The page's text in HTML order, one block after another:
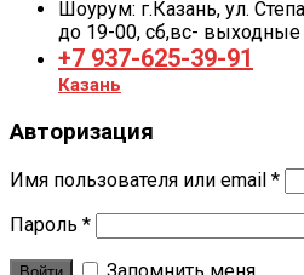
Шоурум: г.Казань, ул.
до 19-00, cб,вс-
+7 937-625-39-91
Казань
Авторизация
Имя пользователя или email *
Пароль *
Запомнить меня